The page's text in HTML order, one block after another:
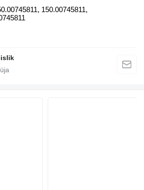
150.00745811,